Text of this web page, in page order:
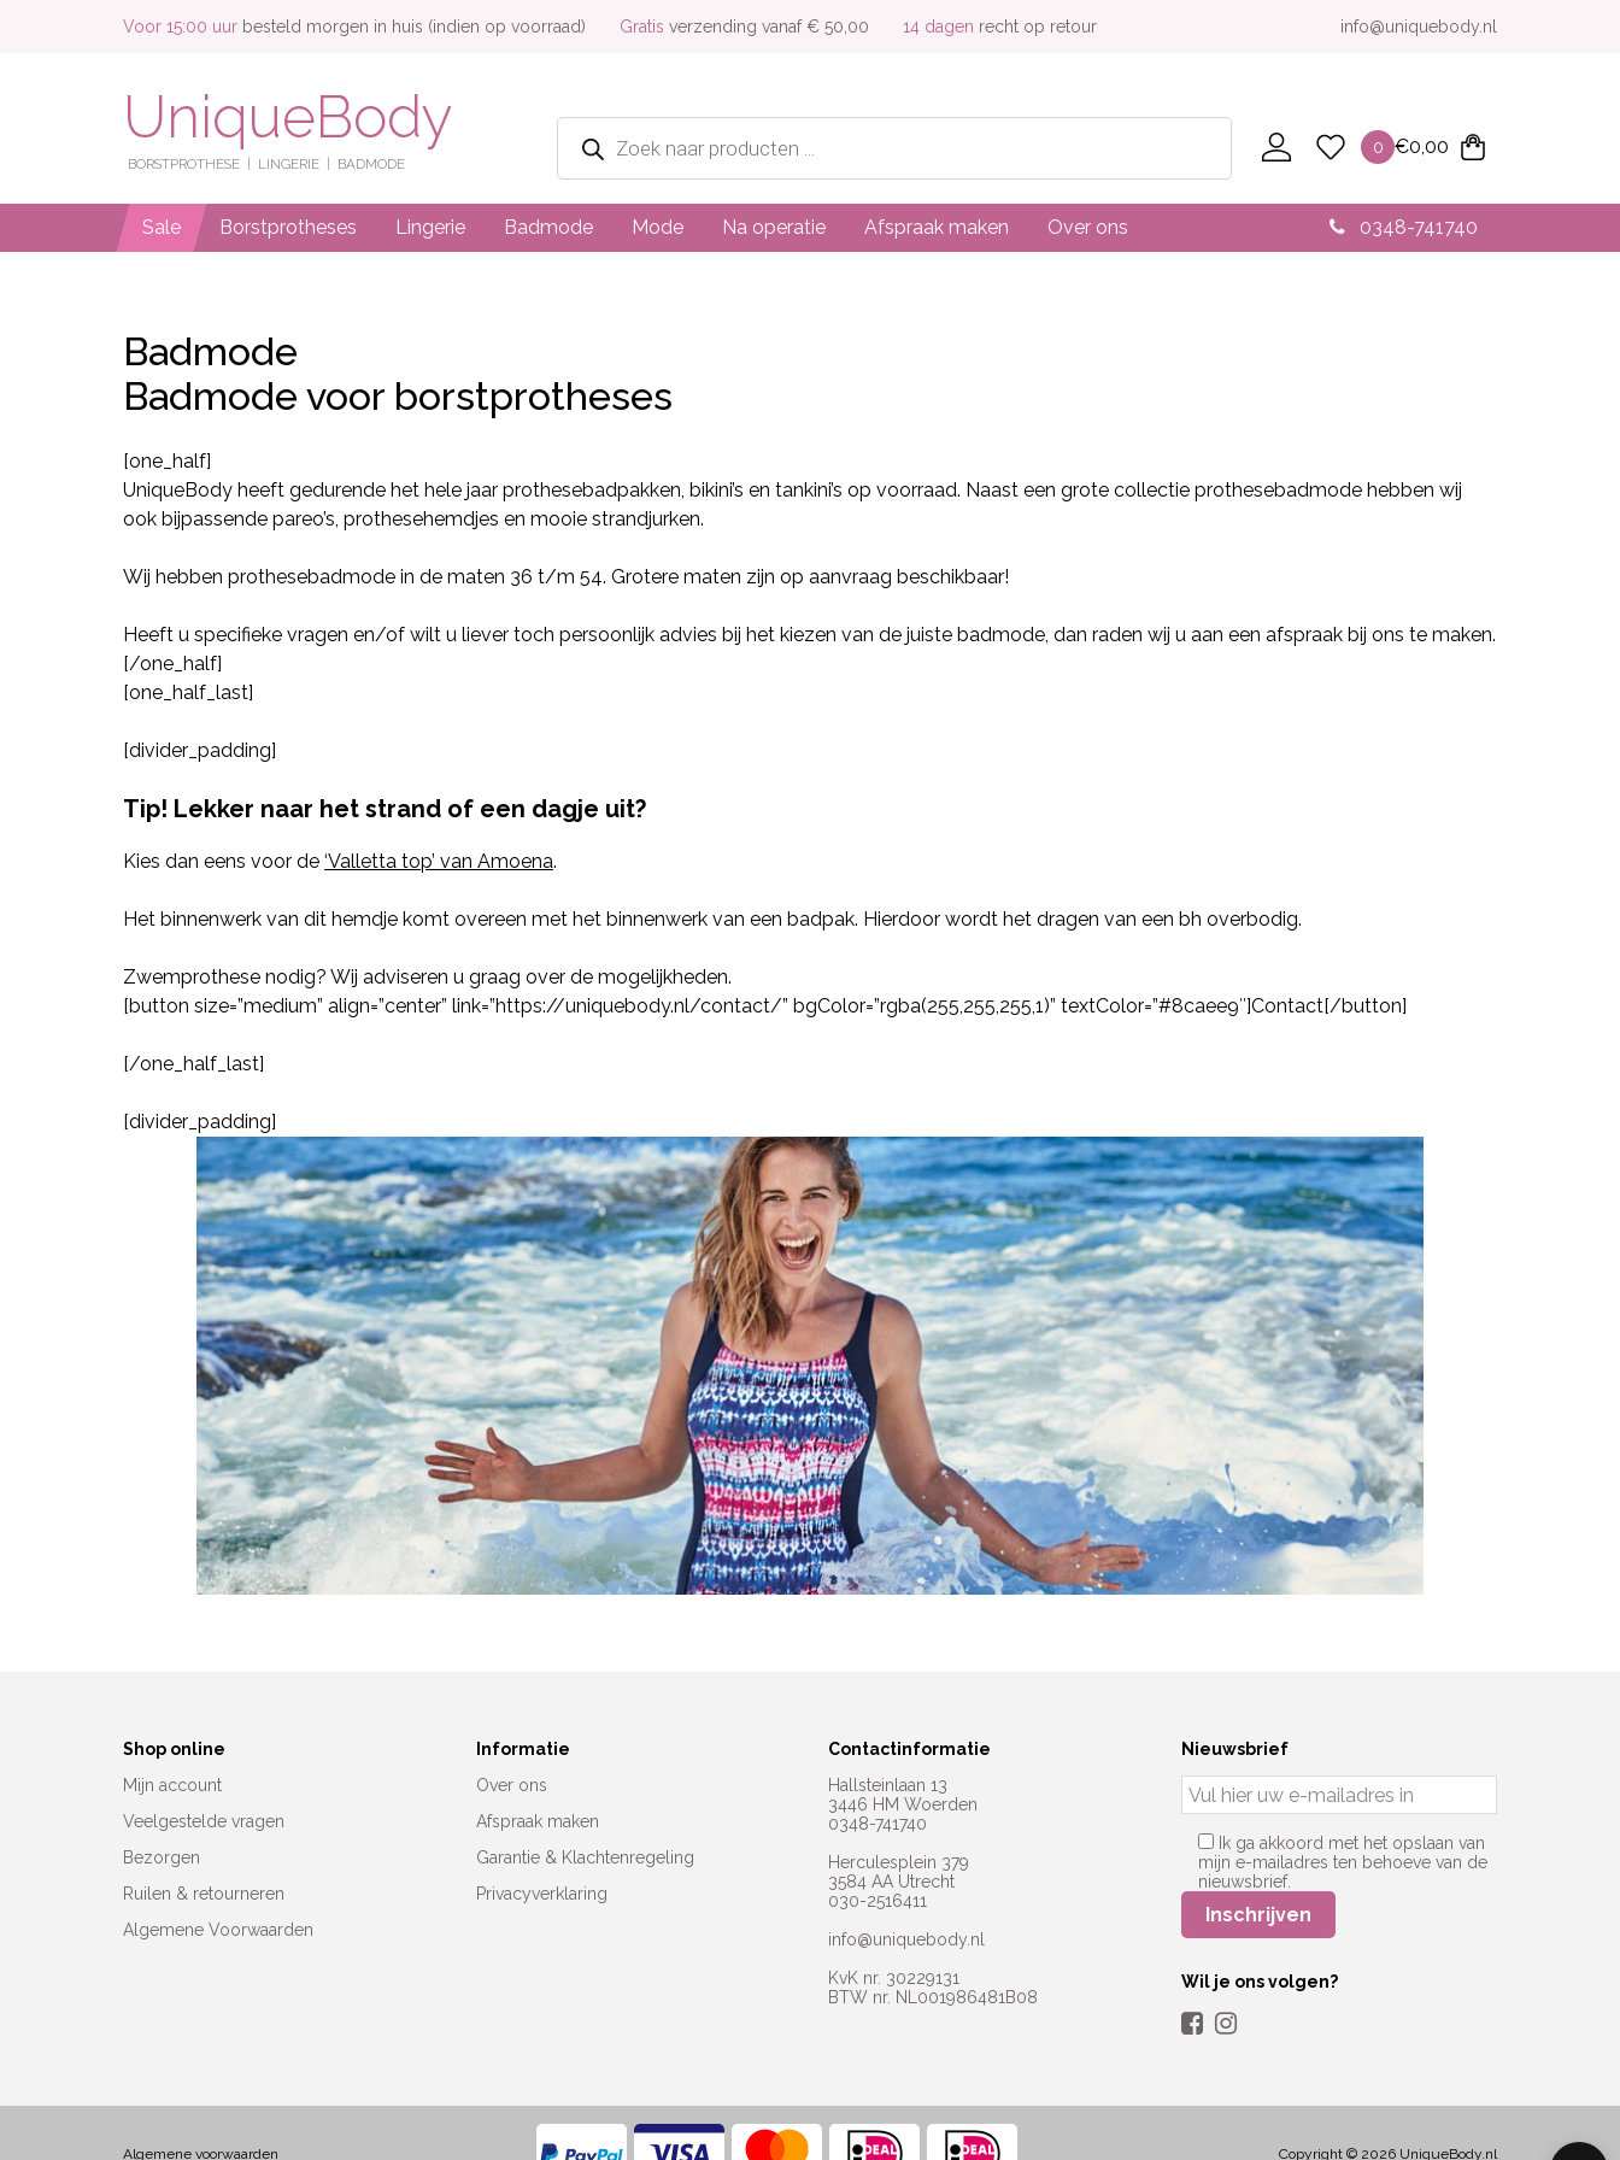
Voor 15:00 uur besteld morgen in huis (indien op voorraad) Gratis verzending vanaf € 50,00 14 dagen recht op retour info@uniquebody.nl
UniqueBody
BORSTPROTHESE LINGERIE BADMODE
Producten
zoeken
0 €0,00
Sale Borstprotheses Lingerie Badmode Mode Na operatie Afspraak maken Over ons 0348-741740
Badmode
Badmode voor borstprotheses
[one_half]
UniqueBody heeft gedurende het hele jaar prothesebadpakken, bikini’s en tankini’s op voorraad. Naast een grote collectie prothesebadmode hebben wij
ook bijpassende pareo’s, prothesehemdjes en mooie strandjurken.
Wij hebben prothesebadmode in de maten 36 t/m 54. Grotere maten zijn op aanvraag beschikbaar!
Heeft u specifieke vragen en/of wilt u liever toch persoonlijk advies bij het kiezen van de juiste badmode, dan raden wij u aan een afspraak bij ons te maken.
[/one_half]
[one_half_last]
[divider_padding]
Tip! Lekker naar het strand of een dagje uit?
Kies dan eens voor de ‘Valletta top’ van Amoena.
Het binnenwerk van dit hemdje komt overeen met het binnenwerk van een badpak. Hierdoor wordt het dragen van een bh overbodig.
Zwemprothese nodig? Wij adviseren u graag over de mogelijkheden.
[button size=”medium” align=”center” link=”https://uniquebody.nl/contact/” bgColor=”rgba(255,255,255,1)” textColor=”#8caee9″]Contact[/button]
[/one_half_last]
[divider_padding]
Shop online
Mijn account
Veelgestelde vragen
Bezorgen
Ruilen & retourneren
Algemene Voorwaarden
Informatie
Over ons
Afspraak maken
Garantie & Klachtenregeling
Privacyverklaring
Contactinformatie
Hallsteinlaan 13
3446 HM Woerden
0348-741740
Herculesplein 379
3584 AA Utrecht
030-2516411
info@uniquebody.nl
KvK nr. 30229131
BTW nr. NL001986481B08
Nieuwsbrief
Ik ga akkoord met het opslaan van
mijn e-mailadres ten behoeve van de
nieuwsbrief.
Wil je ons volgen?
Algemene voorwaarden Copyright © 2026 UniqueBody.nl